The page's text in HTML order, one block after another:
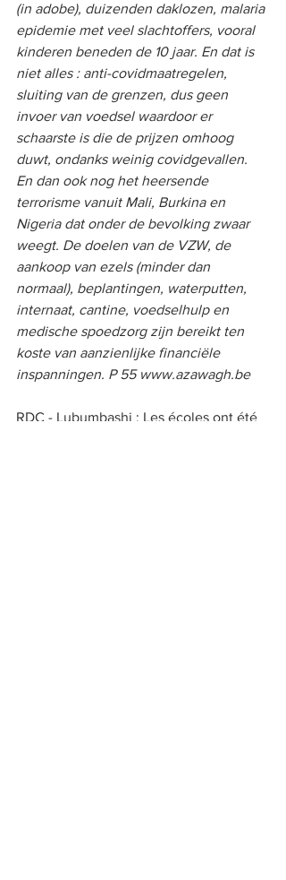
(in adobe), duizenden daklozen, malaria
epidemie met veel slachtoffers, vooral
kinderen beneden de 10 jaar. En dat is
niet alles : anti-covidmaatregelen,
sluiting van de grenzen, dus geen
invoer van voedsel waardoor er
schaarste is die de prijzen omhoog
duwt, ondanks weinig covidgevallen.
En dan ook nog het heersende
terrorisme vanuit Mali, Burkina en
Nigeria dat onder de bevolking zwaar
weegt. De doelen van de VZW, de
aankoop van ezels (minder dan
normaal), beplantingen, waterputten,
internaat, cantine, voedselhulp en
medische spoedzorg zijn bereikt ten
koste van aanzienlijke financiële
inspanningen. P 55 www.azawagh.be
RDC - Lubumbashi : Les écoles ont été